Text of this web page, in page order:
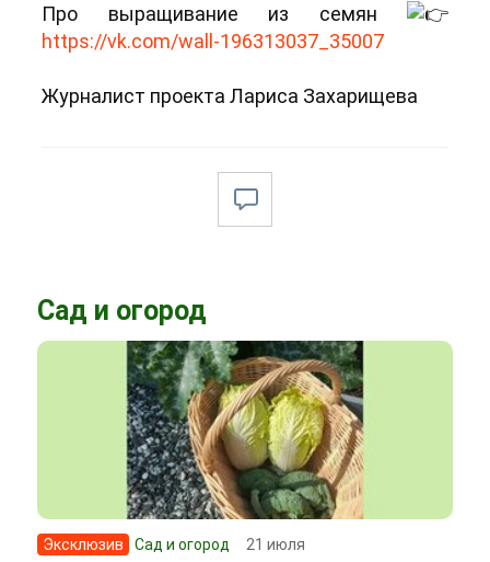
Про выращивание из семян
https://vk.com/wall-196313037_35007
Журналист проекта Лариса Захарищева
Сад и огород
Эксклюзив Сад и огород 21 июля